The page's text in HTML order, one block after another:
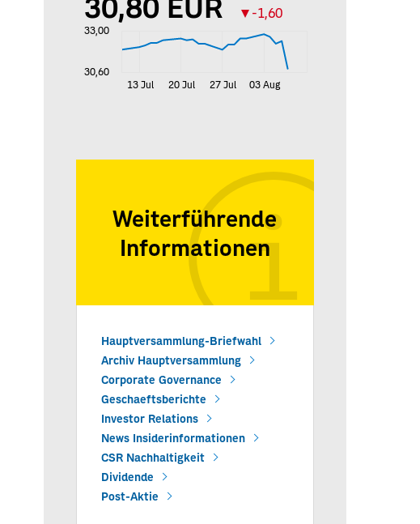
Weiterführende
Informationen
Hauptversammlung-Briefwahl
Archiv Hauptversammlung
Corporate Governance
Geschaeftsberichte
Investor Relations
News Insiderinformationen
CSR Nachhaltigkeit
Dividende
Post-Aktie